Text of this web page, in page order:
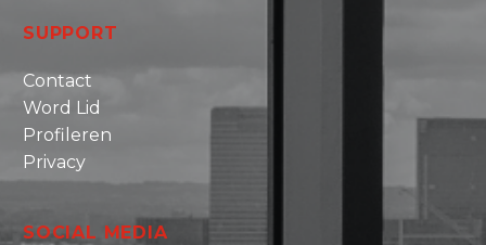
SUPPORT
Contact
Word Lid
Profileren
Privacy
SOCIAL MEDIA